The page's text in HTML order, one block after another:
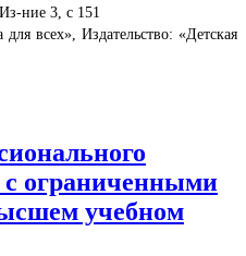
ние 3, с 151
всех», Издательство: «Детская
с ограниченными
учебном